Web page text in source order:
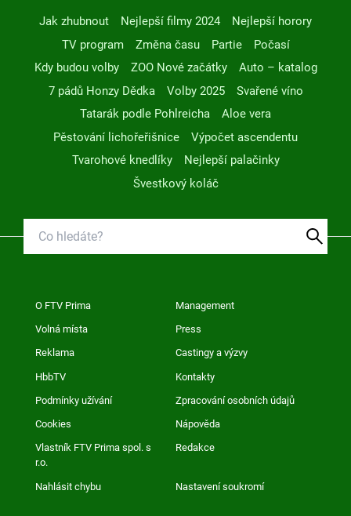
Jak zhubnout Nejlepší filmy 2024
Nejlepší horory
TV program
Změna času Partie
Počasí
Kdy budou volby
ZOO Nové začátky
Auto – katalog
7 pádů Honzy Dědka
Volby 2025
Svařené víno
Tatarák podle Pohlreicha
Aloe vera
Pěstování lichořeřišnice
Výpočet ascendentu
Tvarohové knedlíky
Nejlepší palačinky
Švestkový koláč
O FTV Prima Management
Volná místa Press
Reklama Castingy a výzvy
HbbTV Kontakty
Podmínky užívání Zpracování osobních údajů
Cookies Nápověda
Vlastník FTV Prima spol. s
r.o.
Redakce
Nahlásit chybu Nastavení soukromí